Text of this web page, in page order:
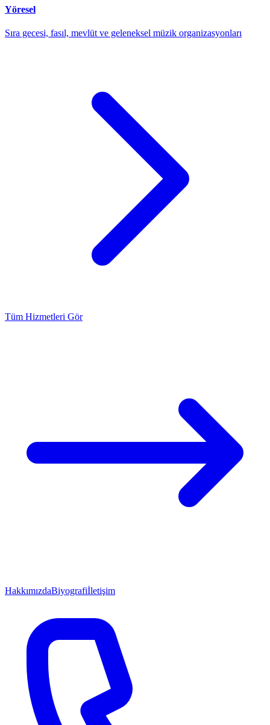
Yöresel
Sıra gecesi, fasıl, mevlüt ve geleneksel müzik organizasyonları
Tüm Hizmetleri Gör
HakkımızdaBiyografiİletişim